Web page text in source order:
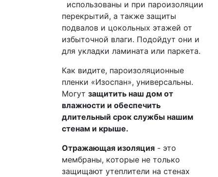
использованы и при пароизоляции
перекрытий, а также защиты
подвалов и цокольных этажей от
избыточной влаги. Подойдут они и
для укладки ламината или паркета.
Как видите, пароизоляционные
пленки «Изоспан», универсальны.
Могут защитить наш дом от
влажности и обеспечить
длительный срок службы нашим
стенам и крыше.
Отражающая изоляция - это
мембраны, которые не только
защищают утеплители на стенах